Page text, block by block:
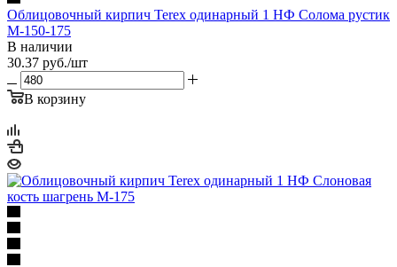
Облицовочный кирпич Terex одинарный 1 НФ Солома рустик
М-150-175
В наличии
30.37 руб./шт
В корзину